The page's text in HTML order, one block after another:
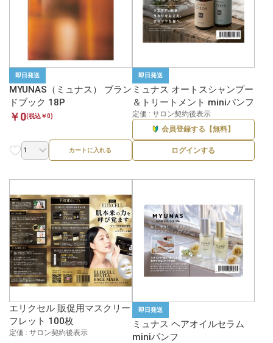
即日発送
MYUNAS（ミュナス） ブラン
ドブック 18P
￥0(税込￥0)
カートに入れる
即日発送
ミュナス オートスシャンプー
＆トリートメント miniパンフ
定価 : サロン契約後表示
会員登録する【無料】
ログインする
エリクセル 販促用マスクリー
フレット 100枚
定価 : サロン契約後表示
即日発送
ミュナス ヘアオイルセラム
miniパンフ